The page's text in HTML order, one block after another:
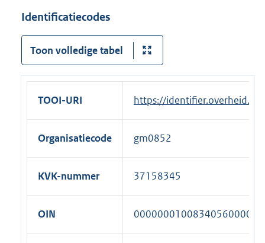
Identificatiecodes
Toon volledige tabel
TOOI-URI https://
Organisatiecode gm0852
KVK-nummer 37158345
OIN 00000001008340560000